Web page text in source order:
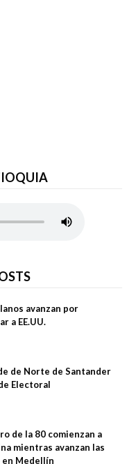
avanzan por
a EE.UU.
de Norte de Santander
Electoral
de la 80 comienzan a
mientras avanzan las
Medellín